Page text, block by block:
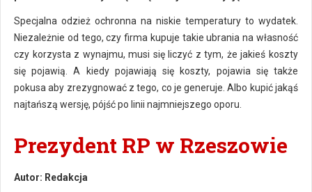
Specjalna odzież ochronna na niskie temperatury to wydatek.
Niezależnie od tego, czy firma kupuje takie ubrania na własność
czy korzysta z wynajmu, musi się liczyć z tym, że jakieś koszty
się pojawią. A kiedy pojawiają się koszty, pojawia się także
pokusa aby zrezygnować z tego, co je generuje. Albo kupić jakąś
najtańszą wersję, pójść po linii najmniejszego oporu.
Prezydent RP w Rzeszowie
Autor: Redakcja